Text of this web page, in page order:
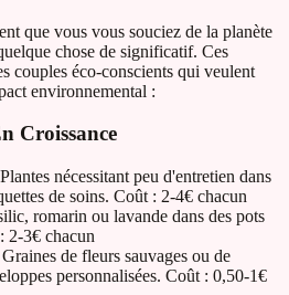
que vous vous souciez de la planète
chose de significatif. Ces
couples éco-conscients qui veulent
environnemental :
Croissance
nécessitant peu d'entretien dans
de soins. Coût : 2-4€ chacun
romarin ou lavande dans des pots
2-3€ chacun
de fleurs sauvages ou de
personnalisées. Coût : 0,50-1€